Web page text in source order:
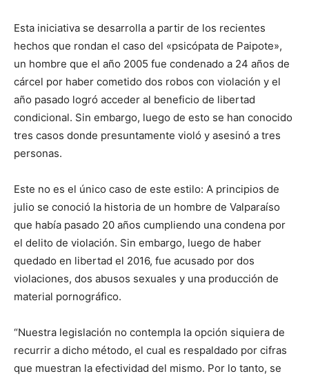
Esta iniciativa se desarrolla a partir de los recientes
hechos que rondan el caso del «psicópata de Paipote»,
un hombre que el año 2005 fue condenado a 24 años de
cárcel por haber cometido dos robos con violación y el
año pasado logró acceder al beneficio de libertad
condicional. Sin embargo, luego de esto se han conocido
tres casos donde presuntamente violó y asesinó a tres
personas.
Este no es el único caso de este estilo: A principios de
julio se conoció la historia de un hombre de Valparaíso
que había pasado 20 años cumpliendo una condena por
el delito de violación. Sin embargo, luego de haber
quedado en libertad el 2016, fue acusado por dos
violaciones, dos abusos sexuales y una producción de
material pornográfico.
“Nuestra legislación no contempla la opción siquiera de
recurrir a dicho método, el cual es respaldado por cifras
que muestran la efectividad del mismo. Por lo tanto, se